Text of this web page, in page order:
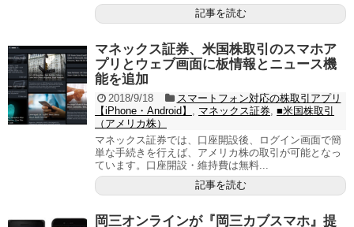
記事を読む
マネックス証券、米国株取引のスマホア
プリとウェブ画面に板情報とニュース機
能を追加
2018/9/18
スマートフォン対応の株取引アプリ
【iPhone・Android】
マネックス証券 ■米国株取引
（アメリカ株）
マネックス証券では、口座開設後、ログイン画面で簡
単な手続きを行えば、アメリカ株の取引が可能となっ
ています。口座開設・維持費は無料...
記事を読む
岡三オンラインが『岡三カブスマホ』提